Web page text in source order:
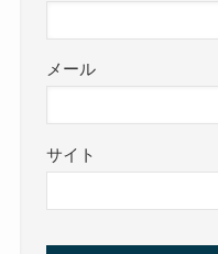
メール
サイト